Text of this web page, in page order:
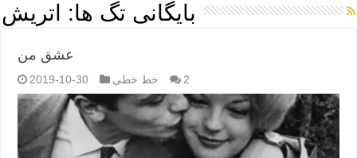
بایگانی تگ ها: اتریش
عشق من
2019-10-30 خط خطی 2